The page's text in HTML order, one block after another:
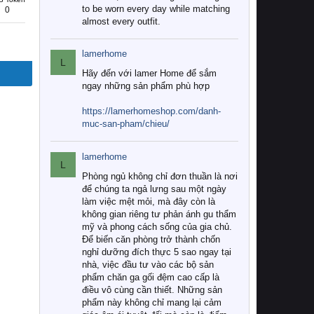
0
to be worn every day while matching
almost every outfit.
L
lamerhome
Hãy đến với lamer Home để sắm
ngay những sản phẩm phù hợp
https://lamerhomeshop.com/danh-
muc-san-pham/chieu/
L
lamerhome
Phòng ngủ không chỉ đơn thuần là nơi
để chúng ta ngả lưng sau một ngày
làm việc mệt mỏi, mà đây còn là
không gian riêng tư phản ánh gu thẩm
mỹ và phong cách sống của gia chủ.
Để biến căn phòng trở thành chốn
nghỉ dưỡng đích thực 5 sao ngay tại
nhà, việc đầu tư vào các bộ sản
phẩm chăn ga gối đệm cao cấp là
điều vô cùng cần thiết. Những sản
phẩm này không chỉ mang lại cảm